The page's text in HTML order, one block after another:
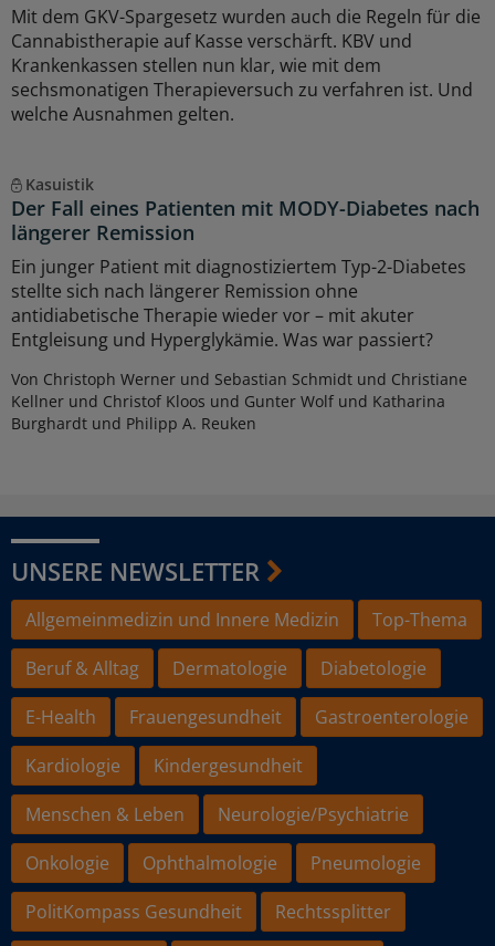
Mit dem GKV-Spargesetz wurden auch die Regeln für die
Cannabistherapie auf Kasse verschärft. KBV und
Krankenkassen stellen nun klar, wie mit dem
sechsmonatigen Therapieversuch zu verfahren ist. Und
welche Ausnahmen gelten.
Kasuistik
Der Fall eines Patienten mit MODY-Diabetes nach
längerer Remission
Ein junger Patient mit diagnostiziertem Typ-2-Diabetes
stellte sich nach längerer Remission ohne
antidiabetische Therapie wieder vor – mit akuter
Entgleisung und Hyperglykämie. Was war passiert?
Von Christoph Werner und Sebastian Schmidt und Christiane
Kellner und Christof Kloos und Gunter Wolf und Katharina
Burghardt und Philipp A. Reuken
UNSERE NEWSLETTER
Allgemeinmedizin und Innere Medizin
Top-Thema
Beruf & Alltag
Dermatologie
Diabetologie
E-Health
Frauengesundheit
Gastroenterologie
Kardiologie
Kindergesundheit
Menschen & Leben
Neurologie/Psychiatrie
Onkologie
Ophthalmologie
Pneumologie
PolitKompass Gesundheit
Rechtssplitter